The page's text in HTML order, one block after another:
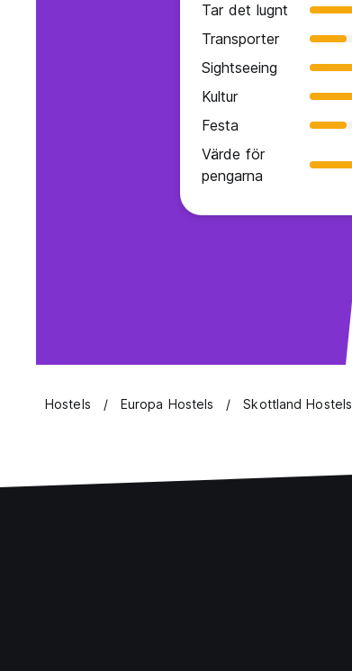
Tar det lugnt
Transporter
Sightseeing
Kultur
Festa
Värde för
pengarna
Hostels Europa Hostels Skottland Hostels